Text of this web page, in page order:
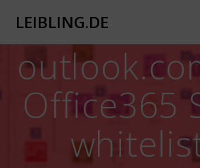
LEIBLING.DE
Office365